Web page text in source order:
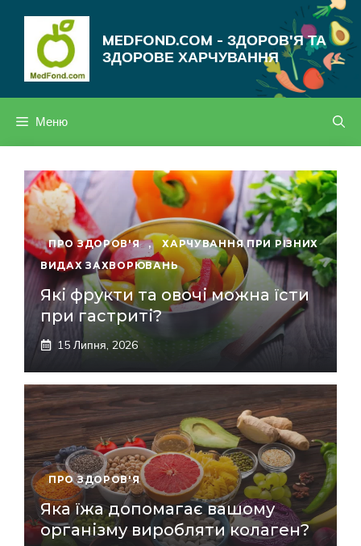
MEDFOND.COM - ЗДОРОВ'Я ТА
ЗДОРОВЕ ХАРЧУВАННЯ
Меню
ПРО ЗДОРОВ'Я ,
ХАРЧУВАННЯ ПРИ РІЗНИХ
ВИДАХ ЗАХВОРЮВАНЬ
Які фрукти та овочі можна їсти
при гастриті?
15 Липня, 2026
ПРО ЗДОРОВ'Я
Яка їжа допомагає вашому
організму виробляти колаген?